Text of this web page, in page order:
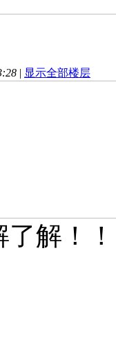
| 显示全部楼层
了解！